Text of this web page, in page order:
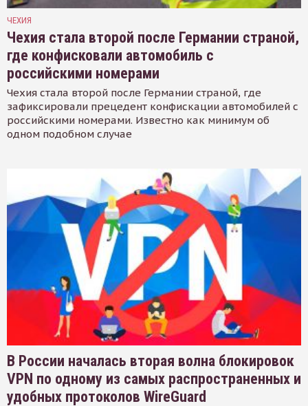
ЧЕХИЯ
Чехия стала второй после Германии страной,
где конфисковали автомобиль с
российскими номерами
Чехия стала второй после Германии страной, где
зафиксировали прецедент конфискации автомобилей с
российскими номерами. Известно как минимум об
одном подобном случае
В России началась вторая волна блокировок
VPN по одному из самых распространенных и
удобных протоколов WireGuard